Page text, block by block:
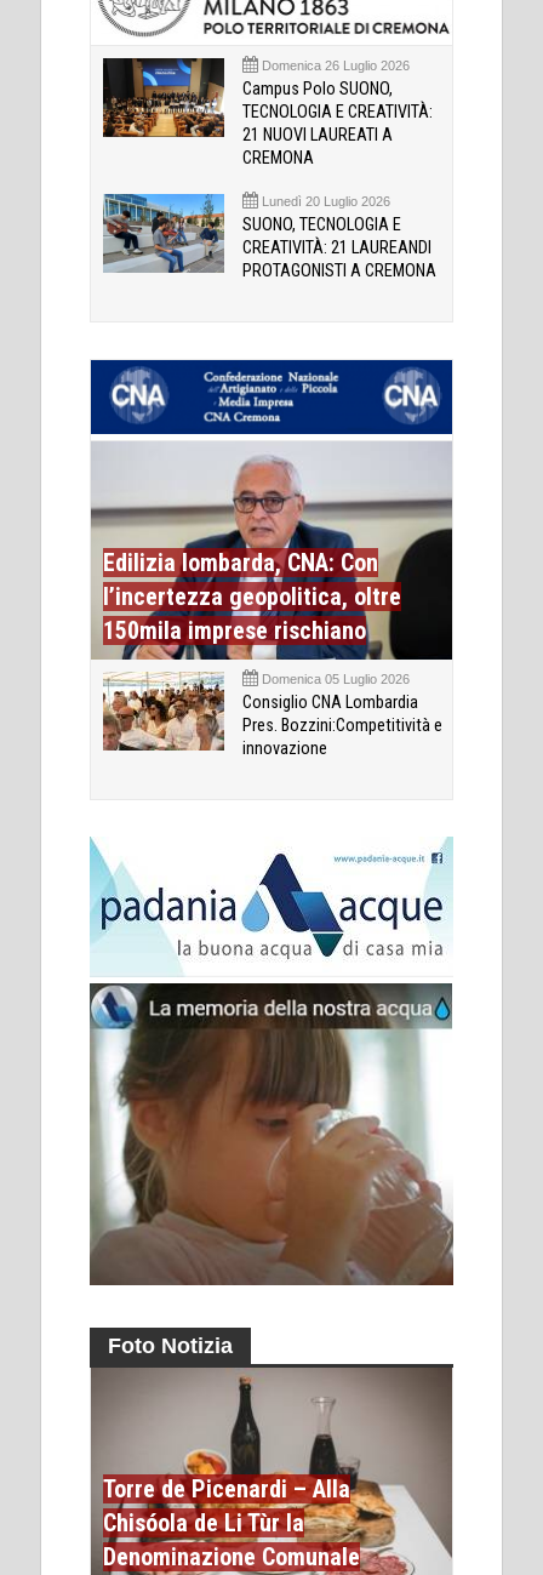
Domenica 26 Luglio 2026
Campus Polo SUONO,
TECNOLOGIA E CREATIVITÀ:
21 NUOVI LAUREATI A
CREMONA
Lunedì 20 Luglio 2026
SUONO, TECNOLOGIA E
CREATIVITÀ: 21 LAUREANDI
PROTAGONISTI A CREMONA
Edilizia lombarda, CNA: Con
l’incertezza geopolitica, oltre
150mila imprese rischiano
Domenica 05 Luglio 2026
Consiglio CNA Lombardia
Pres. Bozzini:Competitività e
innovazione
Foto Notizia
Torre de Picenardi – Alla
Chisóola de Li Tùr la
Denominazione Comunale